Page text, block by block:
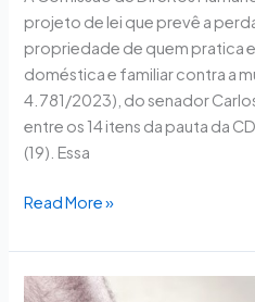
projeto de lei que prevê a
propriedade de quem pratica
doméstica e familiar contra a
4.781/2023), do senador
entre os 14 itens da pauta da
(19). Essa
Read More »
Audiência